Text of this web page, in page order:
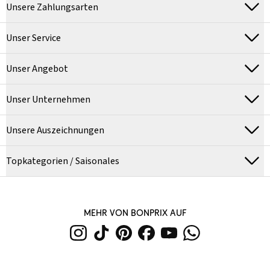
Unsere Zahlungsarten
Unser Service
Unser Angebot
Unser Unternehmen
Unsere Auszeichnungen
Topkategorien / Saisonales
MEHR VON BONPRIX AUF